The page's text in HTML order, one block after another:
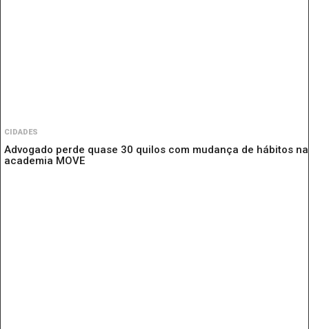
CIDADES
Advogado perde quase 30 quilos com mudança de hábitos na
academia MOVE